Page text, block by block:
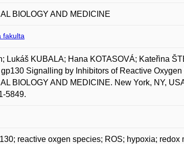
BIOLOGY AND MEDICINE
fakulta
Lukáš KUBALA; Hana KOTASOVÁ; Kateřina
Signalling by Inhibitors of Reactive
BIOLOGY AND MEDICINE. New York, NY,
5849.
reactive oxgen species; ROS; hypoxia; redox